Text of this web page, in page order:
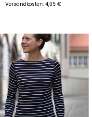
Versandkosten: 4,95 €